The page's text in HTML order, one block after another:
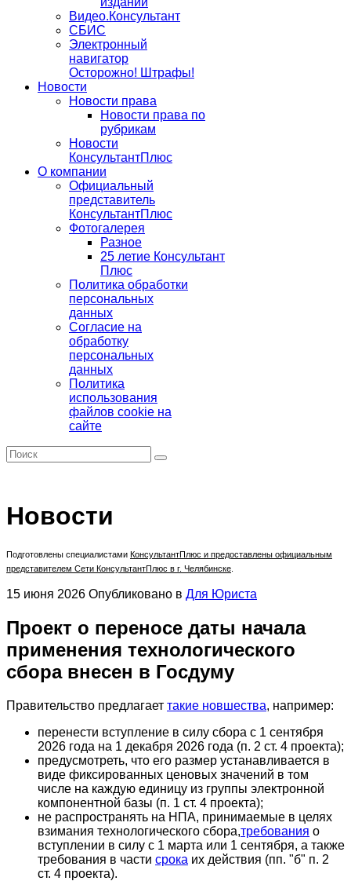
Видео.Консультант
СБИС
Электронный
навигатор
Осторожно! Штрафы!
Новости
Новости права
Новости права по
рубрикам
Новости
КонсультантПлюс
О компании
Официальный
представитель
КонсультантПлюс
Фотогалерея
Разное
25 летие Консультант
Плюс
Политика обработки
персональных
данных
Согласие на
обработку
персональных
данных
Политика
использования
файлов cookie на
сайте
Новости
Подготовлены специалистами КонсультантПлюс и предоставлены официальным
представителем Сети КонсультантПлюс в г. Челябинске
15 июня 2026 Опубликовано в Для Юриста
Проект о переносе даты начала
применения технологического
сбора внесен в Госдуму
Правительство предлагает такие новшества, например:
перенести вступление в силу сбора с 1 сентября
2026 года на 1 декабря 2026 года (п. 2 ст. 4 проекта);
предусмотреть, что его размер устанавливается в
виде фиксированных ценовых значений в том
числе на каждую единицу из группы электронной
компонентной базы (п. 1 ст. 4 проекта);
не распространять на НПА, принимаемые в целях
взимания технологического сбора,требования о
вступлении в силу с 1 марта или 1 сентября, а также
требования в части срока их действия (пп. "б" п. 2
ст. 4 проекта).